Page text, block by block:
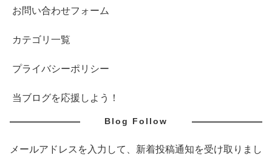
お問い合わせフォーム
カテゴリ一覧
プライバシーポリシー
当ブログを応援しよう！
Blog Follow
メールアドレスを入力して、新着投稿通知を受け取りまし